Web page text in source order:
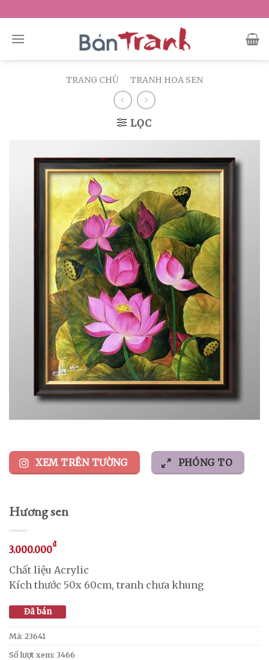
to
content
TRANG CHỦ TRANH HOA SEN
LỌC
XEM TRÊN TƯỜNG PHÓNG TO
Hương sen
3.000.000₫
Chất liệu Acrylic
Kích thước 50x 60cm, tranh chưa khung
Đã bán
Mã: 23641
Số lượt xem: 3466